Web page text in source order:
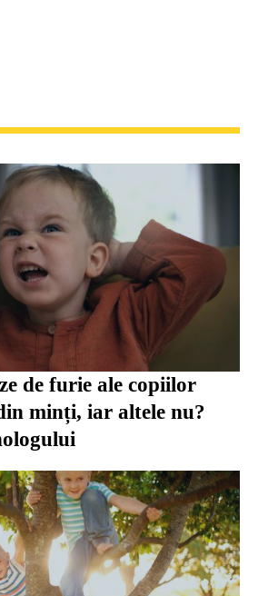
de furie ale copiilor
minți, iar altele nu?